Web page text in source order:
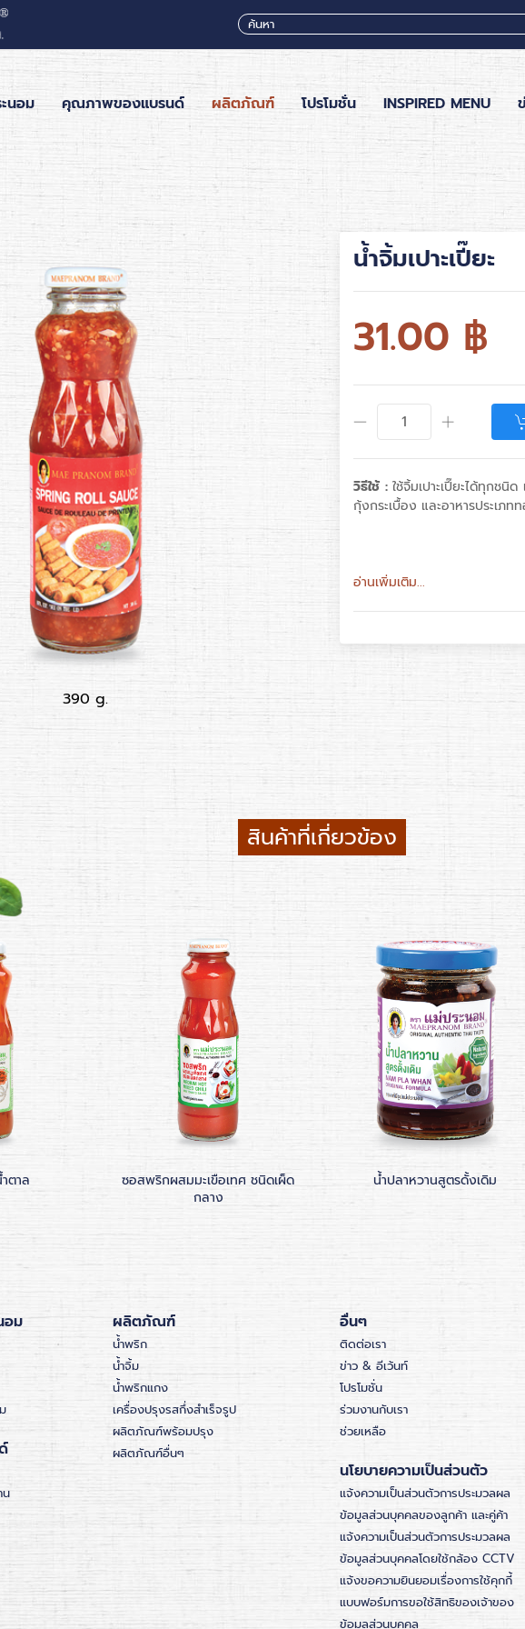
นอม คุณภาพของแบรนด์ ผลิตภัณฑ์ โปรโมชั่น INSPIRED MENU
390 g.
น้ำจิ้มเปาะเปี๊ยะ
31.00 ฿
วิธีใช้ : ใช้จิ้มเปาะเปี๊ยะได้ทุกชนิ
กุ้งกระเบื้อง และอาหารประเภ
อ่านเพิ่มเติม...
สินค้าที่เกี่ยวข้อง
ตาล
ซอสพริกผสมมะเขือเทศ ชนิดเผ็ด
กลาง
น้ำปลาหวานสูตรดั้งเดิม
อม
น
ผลิตภัณฑ์
น้ำพริก
น้ำจิ้ม
น้ำพริกแกง
เครื่องปรุงรสกึ่งสำเร็จรูป
ผลิตภัณฑ์พร้อมปรุง
ผลิตภัณฑ์อื่นๆ
อื่นๆ
ติดต่อเรา
ข่าว & อีเว้นท์
โปรโมชั่น
ร่วมงานกับเรา
ช่วยเหลือ
นโยบายความเป็นส่วนตัว
แจ้งความเป็นส่วนตัวการประมวลผล
ข้อมูลส่วนบุคคลของลูกค้า และคู่ค้า
แจ้งความเป็นส่วนตัวการประมวลผล
ข้อมูลส่วนบุคคลโดยใช้กล้อง CCTV
แจ้งขอความยินยอมเรื่องการใช้คุกกี้
แบบฟอร์มการขอใช้สิทธิของเจ้าของ
ข้อมูลส่วนบุคคล